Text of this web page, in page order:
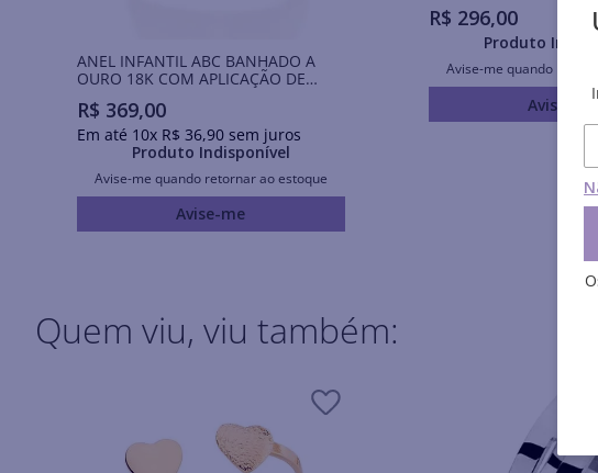
ANEL INFANTIL ABC BANHADO A
OURO 18K COM APLICAÇÃO DE
R$ 369,00
Em até 10x R$ 36,90sem juros
Produto Indisponível
Avise-me quando retornar ao estoque
Avise-me
R$ 296,00
Produto
Avise-me quando
Avise-me
Quem viu, viu também: